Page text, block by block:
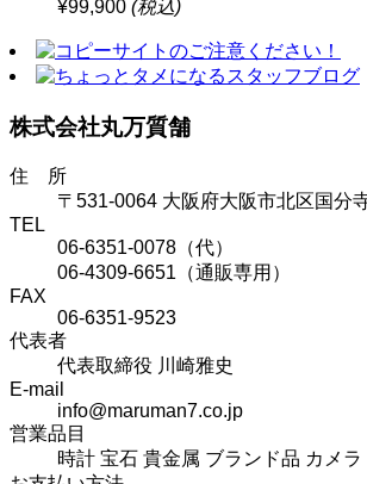
¥99,900 (税込)
株式会社丸万質舗
住 所
〒531-0064 大阪府大阪市北区国分
TEL
06-6351-0078（代）
06-4309-6651（通販専用）
FAX
06-6351-9523
代表者
代表取締役 川崎雅史
E-mail
info@maruman7.co.jp
営業品目
時計 宝石 貴金属 ブランド品 カメ